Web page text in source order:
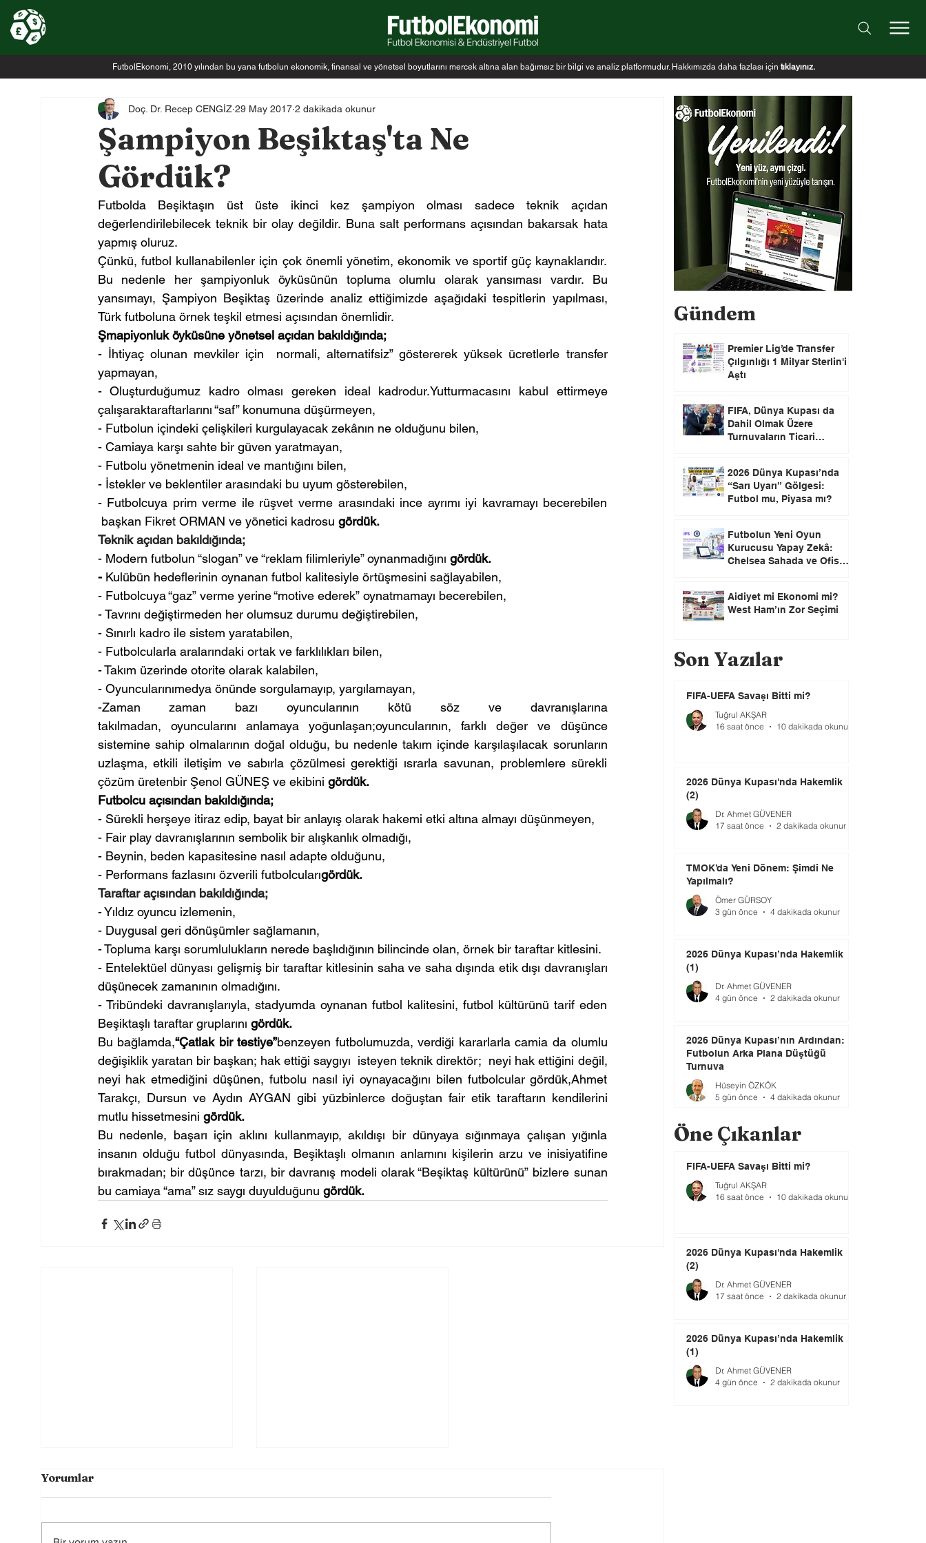
FutbolEkonomi, 2010 yılından bu yana futbolun ekonomik, finansal ve yönetsel boyutlarını mercek altına alan bağımsız bir bilgi ve analiz platformudur. Hakkımızda daha fazlası için tıklayınız.
Şampiyon Beşiktaş'ta Ne
Gördük?
Doç. Dr. Recep CENGİZ 29 May 2017 2 dakikada okunur
Futbolda Beşiktaşın üst üste ikinci kez şampiyon olması sadece teknik açıdan
değerlendirilebilecek teknik bir olay değildir. Buna salt performans açısından bakarsak hata
yapmış oluruz.
Çünkü, futbol kullanabilenler için çok önemli yönetim, ekonomik ve sportif güç kaynaklarıdır.
Bu nedenle her şampiyonluk öyküsünün topluma olumlu olarak yansıması vardır. Bu
yansımayı, Şampiyon Beşiktaş üzerinde analiz ettiğimizde aşağıdaki tespitlerin yapılması,
Türk futboluna örnek teşkil etmesi açısından önemlidir.
Şmapiyonluk öyküsüne yönetsel açıdan bakıldığında;
- İhtiyaç olunan mevkiler için  normali, alternatifsiz” göstererek yüksek ücretlerle transfer
yapmayan,
- Oluşturduğumuz kadro olması gereken ideal kadrodur.Yutturmacasını kabul ettirmeye
çalışaraktaraftarlarını “saf” konumuna düşürmeyen,
- Futbolun içindeki çelişkileri kurgulayacak zekânın ne olduğunu bilen,
- Camiaya karşı sahte bir güven yaratmayan,
- Futbolu yönetmenin ideal ve mantığını bilen,
- İstekler ve beklentiler arasındaki bu uyum gösterebilen,
- Futbolcuya prim verme ile rüşvet verme arasındaki ince ayrımı iyi kavramayı becerebilen
başkan Fikret ORMAN ve yönetici kadrosu gördük.
Teknik açıdan bakıldığında;
- Modern futbolun “slogan” ve “reklam filimleriyle” oynanmadığını gördük.
- Kulübün hedeflerinin oynanan futbol kalitesiyle örtüşmesini sağlayabilen,
- Futbolcuya “gaz” verme yerine “motive ederek” oynatmamayı becerebilen,
- Tavrını değiştirmeden her olumsuz durumu değiştirebilen,
- Sınırlı kadro ile sistem yaratabilen,
- Futbolcularla aralarındaki ortak ve farklılıkları bilen,
- Takım üzerinde otorite olarak kalabilen,
- Oyuncularınımedya önünde sorgulamayıp, yargılamayan,
-Zaman zaman bazı oyuncularının kötü söz ve davranışlarına
takılmadan, oyuncularını anlamaya yoğunlaşan;oyuncularının, farklı değer ve düşünce
sistemine sahip olmalarının doğal olduğu, bu nedenle takım içinde karşılaşılacak sorunların
uzlaşma, etkili iletişim ve sabırla çözülmesi gerektiği ısrarla savunan, problemlere sürekli
çözüm üretenbir Şenol GÜNEŞ ve ekibini gördük.
Futbolcu açısından bakıldığında;
- Sürekli herşeye itiraz edip, bayat bir anlayış olarak hakemi etki altına almayı düşünmeyen,
- Fair play davranışlarının sembolik bir alışkanlık olmadığı,
- Beynin, beden kapasitesine nasıl adapte olduğunu,
- Performans fazlasını özverili futbolcularıgördük.
Taraftar açısından bakıldığında;
- Yıldız oyuncu izlemenin,
- Duygusal geri dönüşümler sağlamanın,
- Topluma karşı sorumlulukların nerede başlıdığının bilincinde olan, örnek bir taraftar kitlesini.
- Entelektüel dünyası gelişmiş bir taraftar kitlesinin saha ve saha dışında etik dışı davranışları
düşünecek zamanının olmadığını.
- Tribündeki davranışlarıyla, stadyumda oynanan futbol kalitesini, futbol kültürünü tarif eden
Beşiktaşlı taraftar gruplarını gördük.
Bu bağlamda,“Çatlak bir testiye”benzeyen futbolumuzda, verdiği kararlarla camia da olumlu
değişiklik yaratan bir başkan; hak ettiği saygıyı  isteyen teknik direktör;  neyi hak ettiğini değil,
neyi hak etmediğini düşünen, futbolu nasıl iyi oynayacağını bilen futbolcular gördük,Ahmet
Tarakçı, Dursun ve Aydın AYGAN gibi yüzbinlerce doğuştan fair etik taraftarın kendilerini
mutlu hissetmesini gördük.
Bu nedenle, başarı için aklını kullanmayıp, akıldışı bir dünyaya sığınmaya çalışan yığınla
insanın olduğu futbol dünyasında, Beşiktaşlı olmanın anlamını kişilerin arzu ve inisiyatifine
bırakmadan; bir düşünce tarzı, bir davranış modeli olarak “Beşiktaş kültürünü” bizlere sunan
bu camiaya “ama” sız saygı duyulduğunu gördük.
Yorumlar
Gündem
Premier Lig’de Transfer
Çılgınlığı 1 Milyar Sterlin'i
Aştı
FIFA, Dünya Kupası da
Dahil Olmak Üzere
Turnuvaların Ticari
2026 Dünya Kupası’nda
“Sarı Uyarı” Gölgesi:
Futbol mu, Piyasa mı?
Futbolun Yeni Oyun
Kurucusu Yapay Zekâ:
Chelsea Sahada ve Ofiste
Aidiyet mi Ekonomi mi?
West Ham’ın Zor Seçimi
Son Yazılar
FIFA-UEFA Savaşı Bitti mi?
Tuğrul AKŞAR
16 saat önce
10 dakikada okunur
2026 Dünya Kupası'nda Hakemlik
(2)
Dr. Ahmet GÜVENER
17 saat önce
2 dakikada okunur
TMOK’da Yeni Dönem: Şimdi Ne
Yapılmalı?
Ömer GÜRSOY
3 gün önce
4 dakikada okunur
2026 Dünya Kupası’nda Hakemlik
(1)
Dr. Ahmet GÜVENER
4 gün önce
2 dakikada okunur
2026 Dünya Kupası’nın Ardından:
Futbolun Arka Plana Düştüğü
Turnuva
Hüseyin ÖZKÖK
5 gün önce
4 dakikada okunur
Öne Çıkanlar
FIFA-UEFA Savaşı Bitti mi?
Tuğrul AKŞAR
16 saat önce
10 dakikada okunur
2026 Dünya Kupası'nda Hakemlik
(2)
Dr. Ahmet GÜVENER
17 saat önce
2 dakikada okunur
2026 Dünya Kupası’nda Hakemlik
(1)
Dr. Ahmet GÜVENER
4 gün önce
2 dakikada okunur